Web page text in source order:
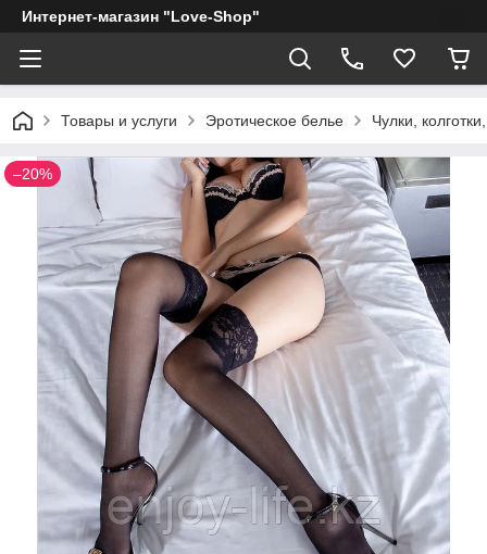
Интернет-магазин "Love-Shop"
Товары и услуги Эротическое белье Чулки,
–20%